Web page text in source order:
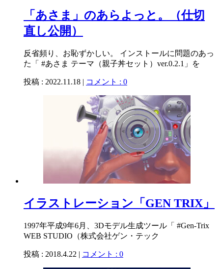
「あさま」のあらよっと。（仕切
直し公開）
反省頻り、お恥ずかしい。 インストールに問題のあっ
た「 #あさま テーマ（親子丼セット）ver.0.2.1」を
投稿 : 2022.11.18 | コメント : 0
イラストレーション「GEN TRIX」
1997年平成9年6月、3Dモデル生成ツール「 #Gen-Trix
WEB STUDIO（株式会社ゲン・テック
投稿 : 2018.4.22 | コメント : 0